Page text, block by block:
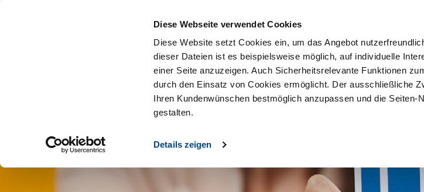
Diese Webseite verwendet Cookies
Diese Website setzt Cookies ein, um das Angebot
dieser Dateien ist es beispielsweise möglich, auf individuelle
einer Seite anzuzeigen. Auch Sicherheitsrelevante Funktionen
durch den Einsatz von Cookies ermöglicht. Der ausschließliche
Ihren Kundenwünschen bestmöglich anzupassen und die
gestalten.
Details zeigen